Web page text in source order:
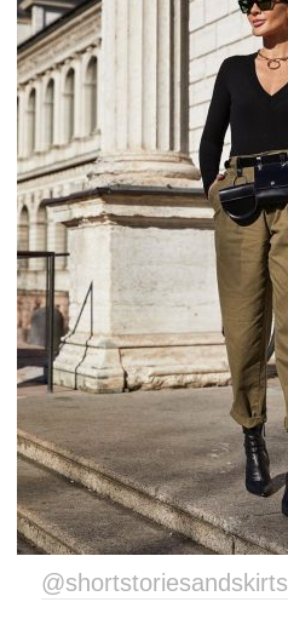
@shortstoriesandskirts